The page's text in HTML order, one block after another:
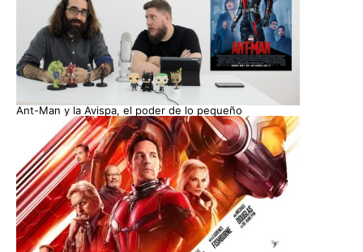
Ant-Man y la Avispa, el poder de lo pequeño